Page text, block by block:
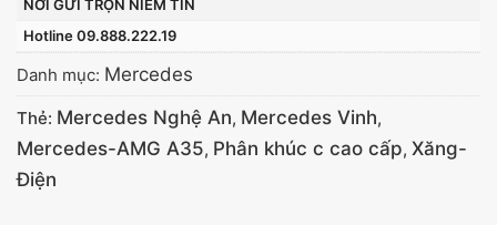
NƠI GỬI TRỌN NIỀM TIN
Hotline 09.888.222.19
Danh mục: Mercedes
Thẻ: Mercedes Nghệ An, Mercedes Vinh,
Mercedes-AMG A35, Phân khúc c cao cấp, Xăng-
Điện